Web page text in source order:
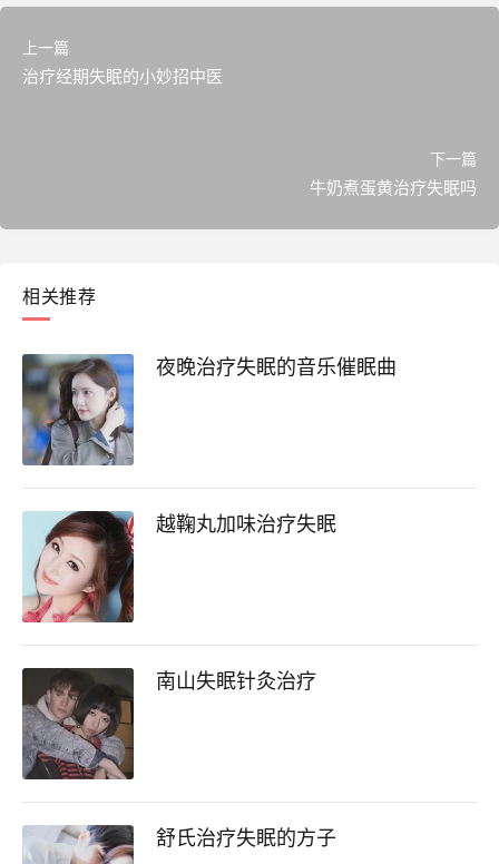
上一篇
治疗经期失眠的小妙招中医
下一篇
牛奶煮蛋黄治疗失眠吗
相关推荐
夜晚治疗失眠的音乐催眠曲
越鞠丸加味治疗失眠
南山失眠针灸治疗
舒氏治疗失眠的方子